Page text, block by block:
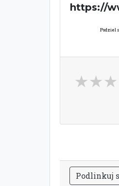
https://
Podziel
Podlinkuj s